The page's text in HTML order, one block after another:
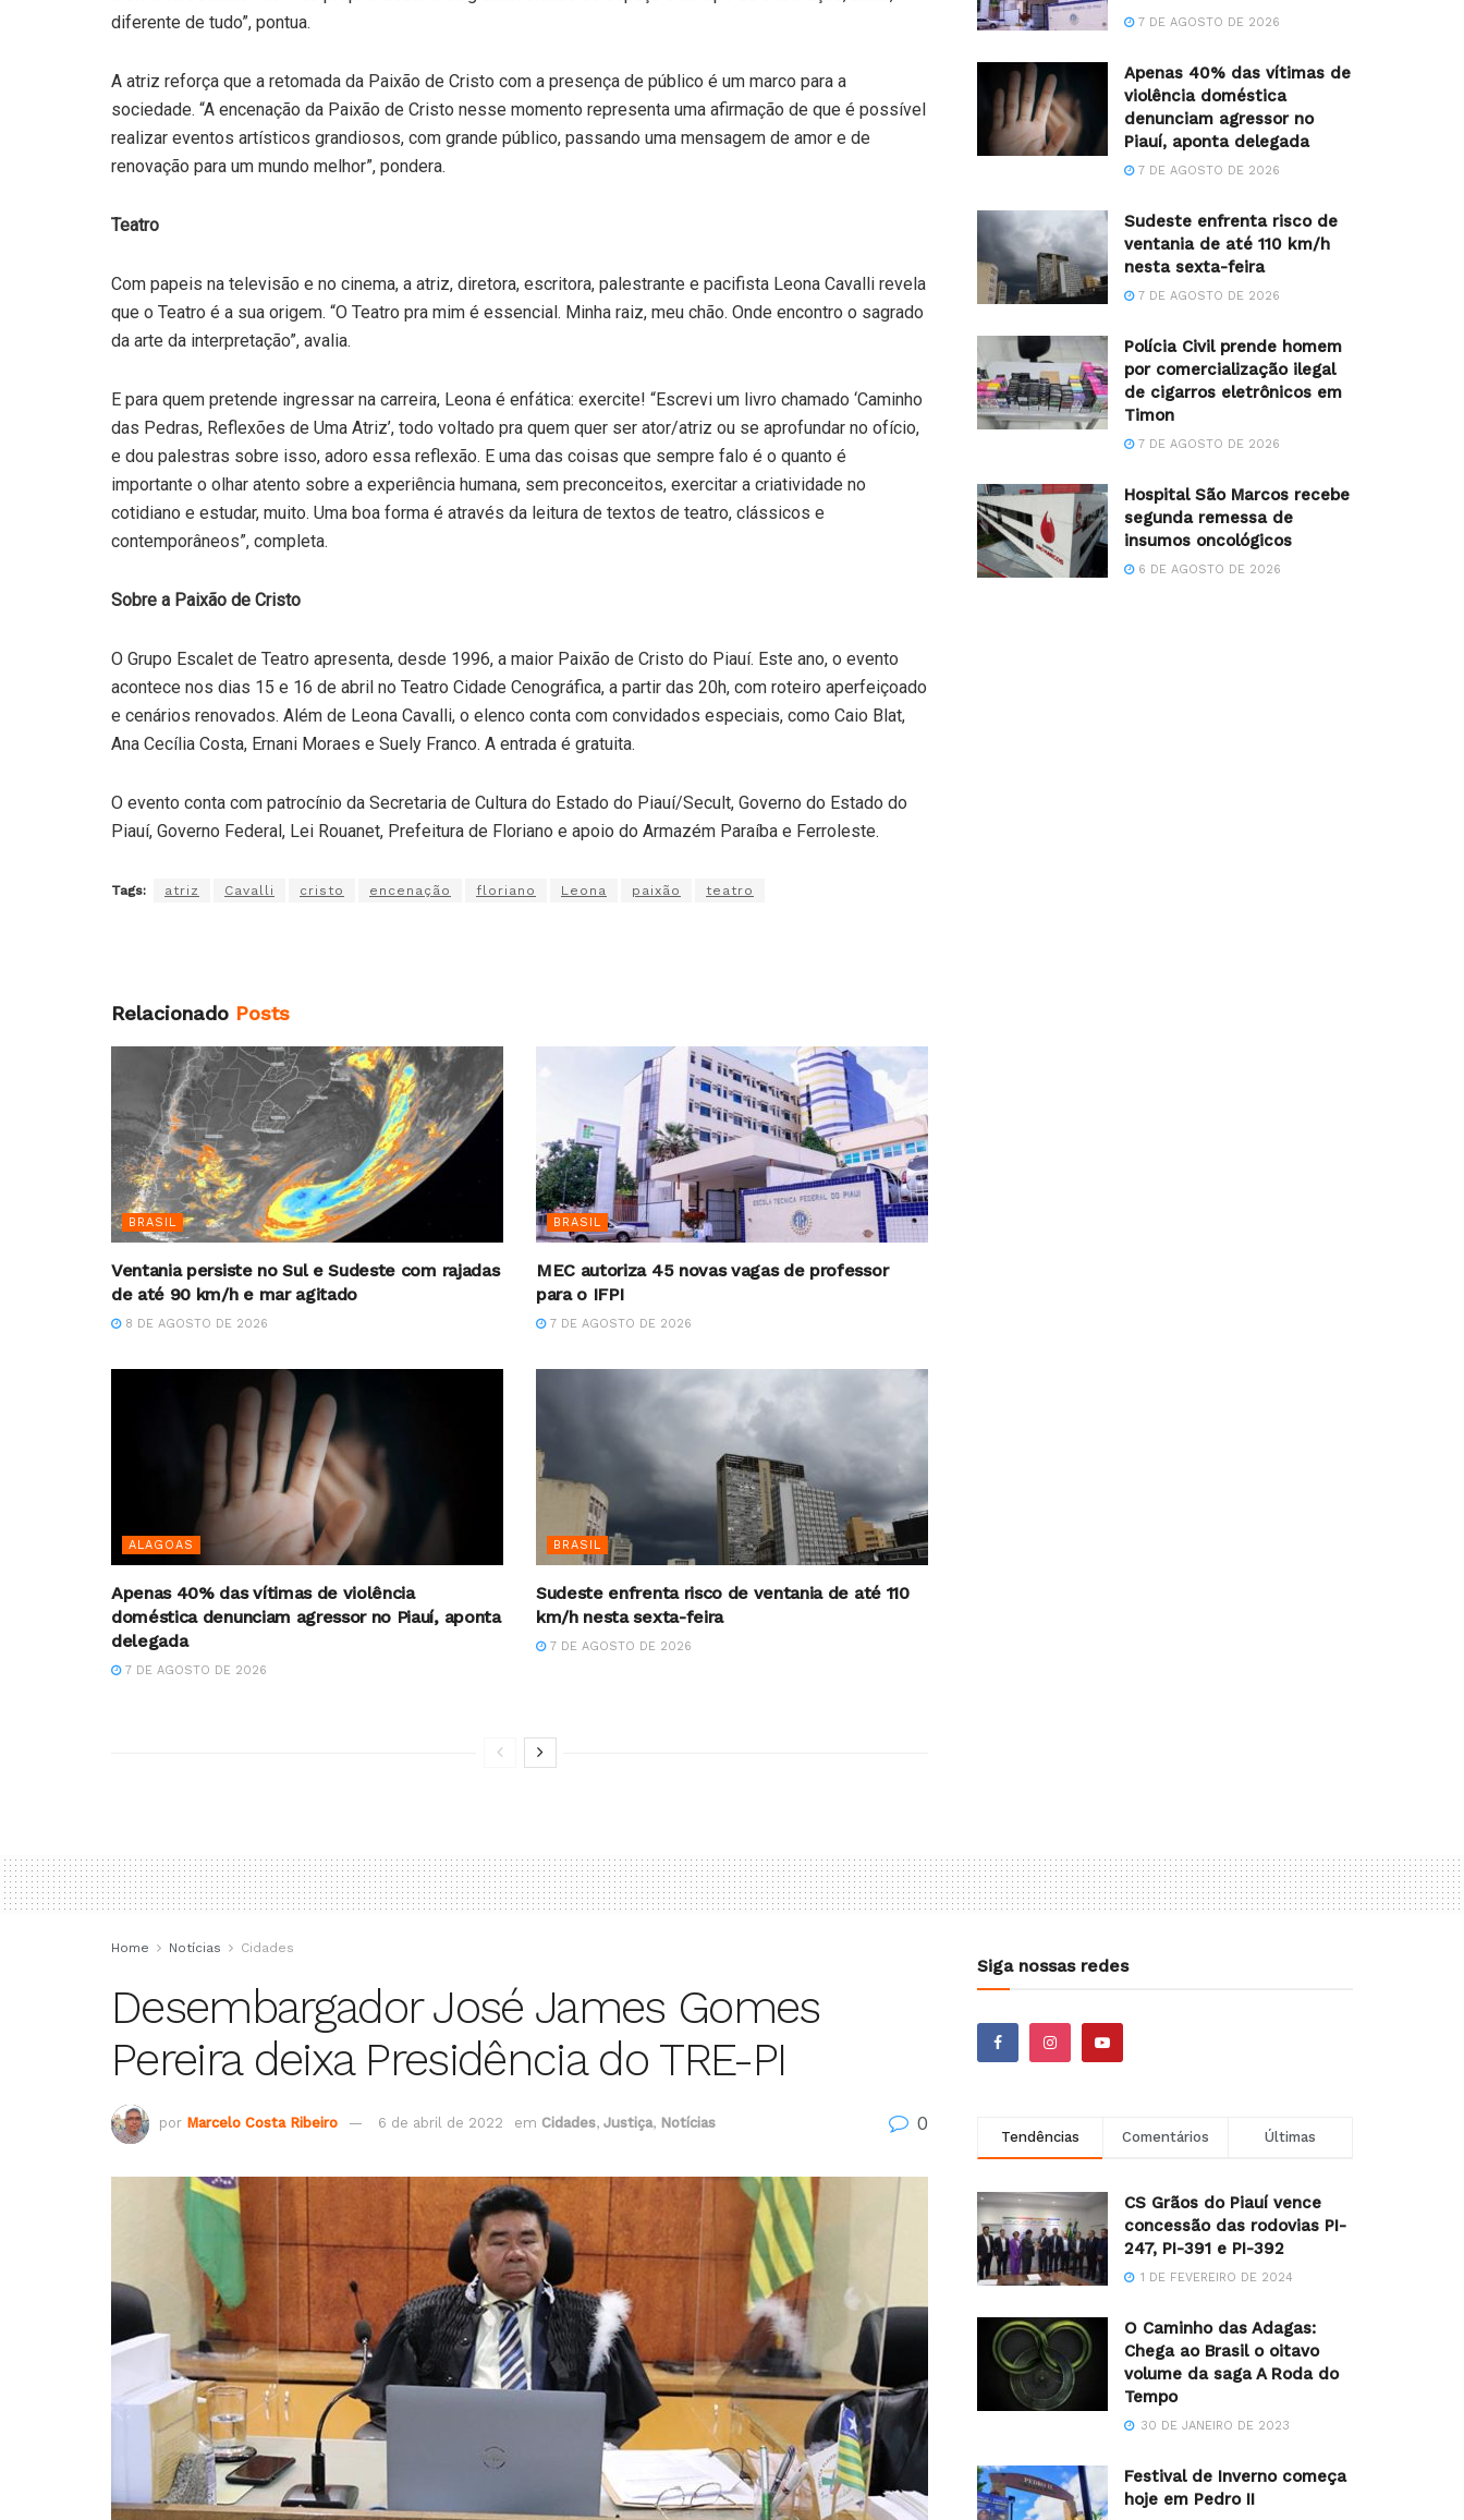
diferente de tudo”, pontua.
A atriz reforça que a retomada da Paixão de Cristo com a presença de público é um marco para a
sociedade. “A encenação da Paixão de Cristo nesse momento representa uma afirmação de que é possível
realizar eventos artísticos grandiosos, com grande público, passando uma mensagem de amor e de
renovação para um mundo melhor”, pondera.
Teatro
Com papeis na televisão e no cinema, a atriz, diretora, escritora, palestrante e pacifista Leona Cavalli revela
que o Teatro é a sua origem. “O Teatro pra mim é essencial. Minha raiz, meu chão. Onde encontro o sagrado
da arte da interpretação”, avalia.
E para quem pretende ingressar na carreira, Leona é enfática: exercite! “Escrevi um livro chamado ‘Caminho
das Pedras, Reflexões de Uma Atriz’, todo voltado pra quem quer ser ator/atriz ou se aprofundar no ofício,
e dou palestras sobre isso, adoro essa reflexão. E uma das coisas que sempre falo é o quanto é
importante o olhar atento sobre a experiência humana, sem preconceitos, exercitar a criatividade no
cotidiano e estudar, muito. Uma boa forma é através da leitura de textos de teatro, clássicos e
contemporâneos”, completa.
Sobre a Paixão de Cristo
O Grupo Escalet de Teatro apresenta, desde 1996, a maior Paixão de Cristo do Piauí. Este ano, o evento
acontece nos dias 15 e 16 de abril no Teatro Cidade Cenográfica, a partir das 20h, com roteiro aperfeiçoado
e cenários renovados. Além de Leona Cavalli, o elenco conta com convidados especiais, como Caio Blat,
Ana Cecília Costa, Ernani Moraes e Suely Franco. A entrada é gratuita.
O evento conta com patrocínio da Secretaria de Cultura do Estado do Piauí/Secult, Governo do Estado do
Piauí, Governo Federal, Lei Rouanet, Prefeitura de Floriano e apoio do Armazém Paraíba e Ferroleste.
Tags: atriz Cavalli cristo encenação floriano Leona paixão teatro
Relacionado Posts
BRASIL
Ventania persiste no Sul e Sudeste com rajadas
de até 90 km/h e mar agitado
8 DE AGOSTO DE 2026
BRASIL
MEC autoriza 45 novas vagas de professor
para o IFPI
7 DE AGOSTO DE 2026
ALAGOAS
Apenas 40% das vítimas de violência
doméstica denunciam agressor no Piauí, aponta
delegada
7 DE AGOSTO DE 2026
BRASIL
Sudeste enfrenta risco de ventania de até 110
km/h nesta sexta-feira
7 DE AGOSTO DE 2026
7 DE AGOSTO DE 2026
Apenas 40% das vítimas de
violência doméstica
denunciam agressor no
Piauí, aponta delegada
7 DE AGOSTO DE 2026
Sudeste enfrenta risco de
ventania de até 110 km/h
nesta sexta-feira
7 DE AGOSTO DE 2026
Polícia Civil prende homem
por comercialização ilegal
de cigarros eletrônicos em
Timon
7 DE AGOSTO DE 2026
Hospital São Marcos recebe
segunda remessa de
insumos oncológicos
6 DE AGOSTO DE 2026
Home Notícias Cidades
Desembargador José James Gomes
Pereira deixa Presidência do TRE-PI
por Marcelo Costa Ribeiro 6 de abril de 2022 em Cidades, Justiça, Notícias 0
Siga nossas redes
Tendências Comentários Últimas
CS Grãos do Piauí vence
concessão das rodovias PI-
247, PI-391 e PI-392
1 DE FEVEREIRO DE 2024
O Caminho das Adagas:
Chega ao Brasil o oitavo
volume da saga A Roda do
Tempo
30 DE JANEIRO DE 2023
Festival de Inverno começa
hoje em Pedro II